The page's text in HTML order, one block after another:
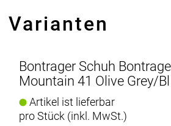
inForm Performance-Leisten
bequeme Passform mit flacherer
Fest im Griff
Langlebige Schnürsenkel und
Schnürsenkelgarage erlauben
Passform.
Varianten
Bontrager Schuh
Mountain 41 Olive Grey/Bl
Artikel ist lieferbar
pro Stück (inkl. MwSt.)